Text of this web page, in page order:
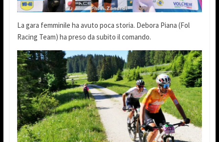
La gara femminile ha avuto poca storia. Debora Piana (Fol
Racing Team) ha preso da subito il comando.